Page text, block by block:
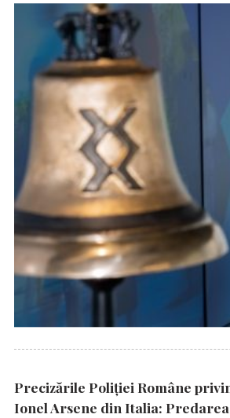
Precizările Poliţiei Române
Ionel Arsene din Italia: